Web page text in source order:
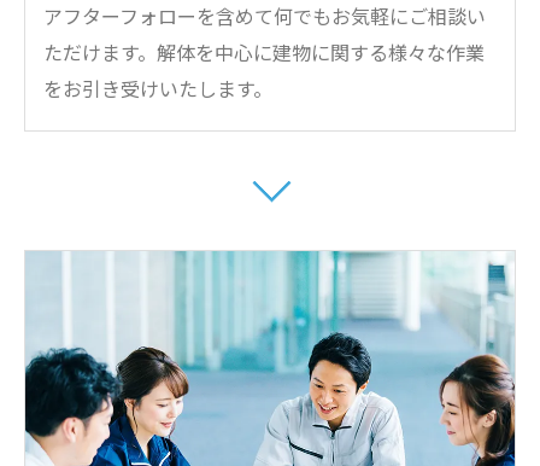
アフターフォローを含めて何でもお気軽にご相談い
ただけます。解体を中心に建物に関する様々な作業
をお引き受けいたします。